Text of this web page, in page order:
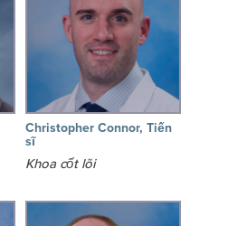
Christopher Connor, Tiến
sĩ
Khoa cốt lõi